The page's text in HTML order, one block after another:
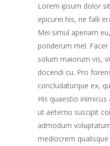
Lorem ipsum dolor
epicurei his, ne falli
Mei simul aperiam
ponderum mel.
solum maiorum vis,
docendi cu. Pro
concludaturque ex,
His quaestio
ut aeterno suscipit
admodum
mediocrem